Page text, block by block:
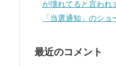
が壊れてると言われ
「当選通知」のシ
最近のコメント